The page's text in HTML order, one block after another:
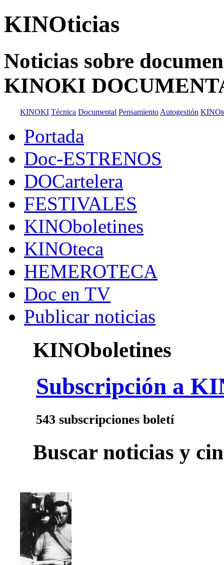
KINOticias
Noticias sobre
KINOKI
KINOKI Técnica Documental Pensamiento Autogestión
Portada
Doc-ESTRENOS
DOCartelera
FESTIVALES
KINOboletines
KINOteca
HEMEROTECA
Doc en TV
Publicar noticias
KINOboletines
Subscripción a
543 subscripciones boletí
Buscar noticias y